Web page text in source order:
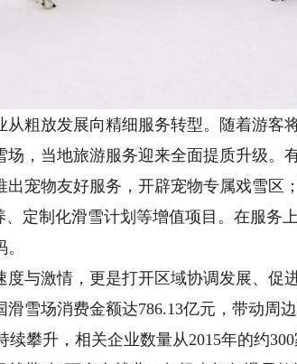
粗放发展向精细服务转型。随着游客
，当地旅游服务迎来全面提质升级。
宠物友好服务，开辟宠物专属戏雪区
定制化滑雪计划等增值项目。在服务
与激情，更是打开区域协调发展、促
雪场消费金额达786.13亿元，带动周
攀升，相关企业数量从2015年的约